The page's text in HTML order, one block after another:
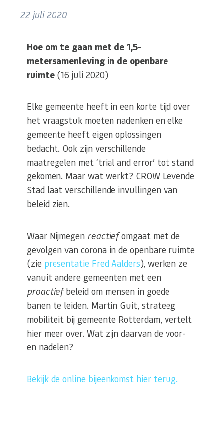
22 juli 2020
Hoe om te gaan met de 1,5-
metersamenleving in de openbare
ruimte (16 juli 2020)
Elke gemeente heeft in een korte tijd over
het vraagstuk moeten nadenken en elke
gemeente heeft eigen oplossingen
bedacht. Ook zijn verschillende
maatregelen met ‘trial and error’ tot stand
gekomen. Maar wat werkt? CROW Levende
Stad laat verschillende invullingen van
beleid zien.
Waar Nijmegen reactiefomgaat met de
gevolgen van corona in de openbare ruimte
(zie presentatie Fred Aalders), werken ze
vanuit andere gemeenten met een
proactiefbeleid om mensen in goede
banen te leiden. Martin Guit, strateeg
mobiliteit bij gemeente Rotterdam, vertelt
hier meer over. Wat zijn daarvan de voor-
en nadelen?
Bekijk de online bijeenkomst hier terug.